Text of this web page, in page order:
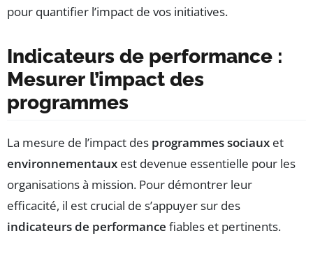
pour quantifier l’impact de vos initiatives.
Indicateurs de performance :
Mesurer l’impact des
programmes
La mesure de l’impact des programmes sociaux et
environnementaux est devenue essentielle pour les
organisations à mission. Pour démontrer leur
efficacité, il est crucial de s’appuyer sur des
indicateurs de performance fiables et pertinents.